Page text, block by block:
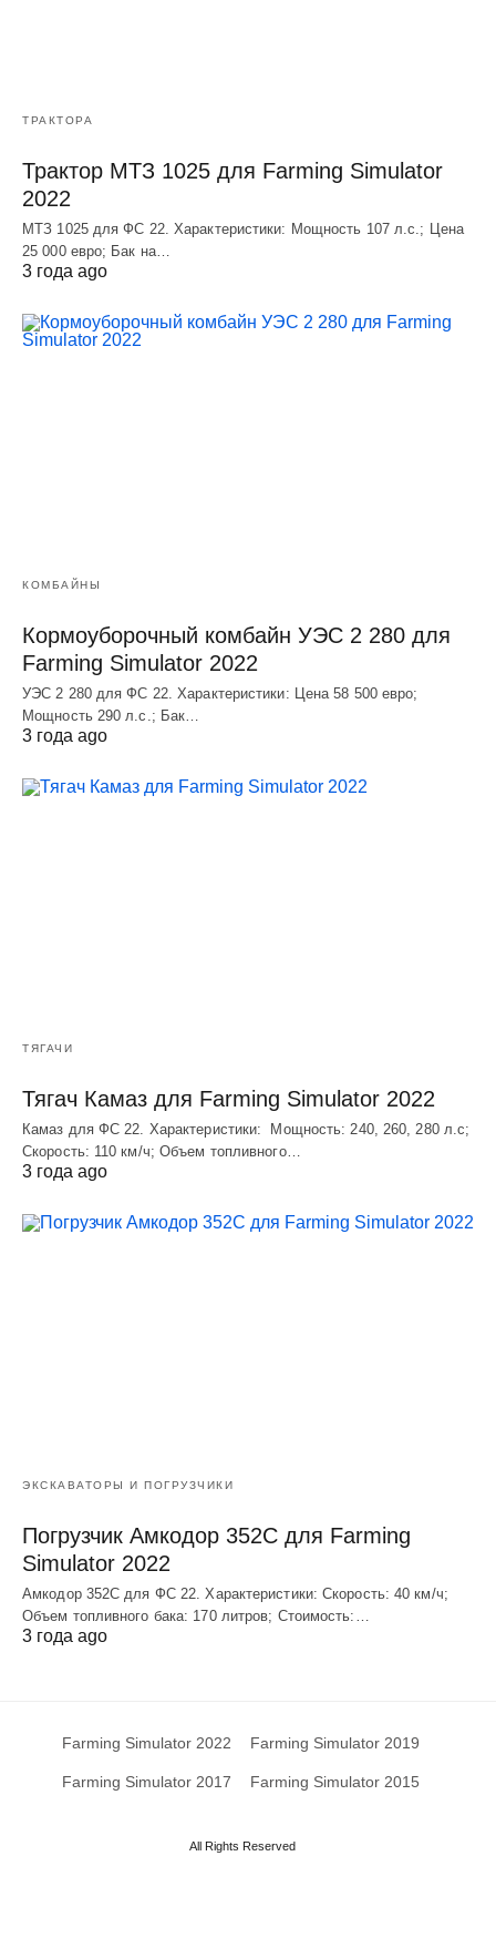
ТРАКТОРА
Трактор МТЗ 1025 для Farming Simulator
2022
МТЗ 1025 для ФС 22. Характеристики: Мощность 107 л.c.; Цена
25 000 евро; Бак на…
3 года ago
КОМБАЙНЫ
Кормоуборочный комбайн УЭC 2 280 для
Farming Simulator 2022
УЭC 2 280 для ФС 22. Характеристики: Цена 58 500 евро;
Мощность 290 л.с.; Бак…
3 года ago
ТЯГАЧИ
Тягач Камаз для Farming Simulator 2022
Камаз для ФС 22. Характеристики: Мощность: 240, 260, 280 л.с;
Скорость: 110 км/ч; Объем топливного…
3 года ago
ЭКСКАВАТОРЫ И ПОГРУЗЧИКИ
Погрузчик Амкодор 352С для Farming
Simulator 2022
Амкодор 352С для ФС 22. Характеристики: Скорость: 40 км/ч;
Объем топливного бака: 170 литров; Стоимость:…
3 года ago
Farming Simulator 2022 Farming Simulator 2019
Farming Simulator 2017 Farming Simulator 2015
All Rights Reserved